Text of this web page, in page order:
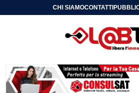
CHI SIAMOCONTATTI